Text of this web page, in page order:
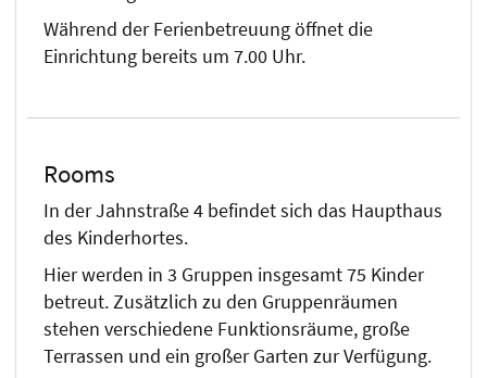
Während der Ferienbetreuung öffnet die
Einrichtung bereits um 7.00 Uhr.
Rooms
In der Jahnstraße 4 befindet sich das Haupthaus
des Kinderhortes.
Hier werden in 3 Gruppen insgesamt 75 Kinder
betreut. Zusätzlich zu den Gruppenräumen
stehen verschiedene Funktionsräume, große
Terrassen und ein großer Garten zur Verfügung.